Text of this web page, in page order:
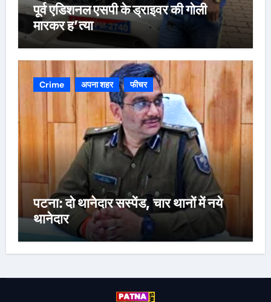
पूर्व एडिशनल एसपी के ड्राइवर की गोली
मारकर ह’त्या
Crime अपना शहर फीचर
पटना: दो थानेदार सस्पेंड, चार थानों में नये
थानेदार